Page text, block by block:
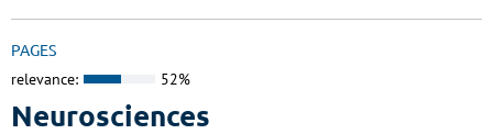
PAGES
relevance: 52%
Neurosciences